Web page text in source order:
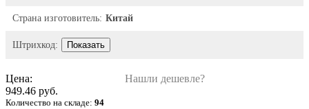
Страна изготовитель: Китай
Штрихкод: Показать
Цена:
Нашли дешевле?
949.46 руб.
Количество на складе: 94